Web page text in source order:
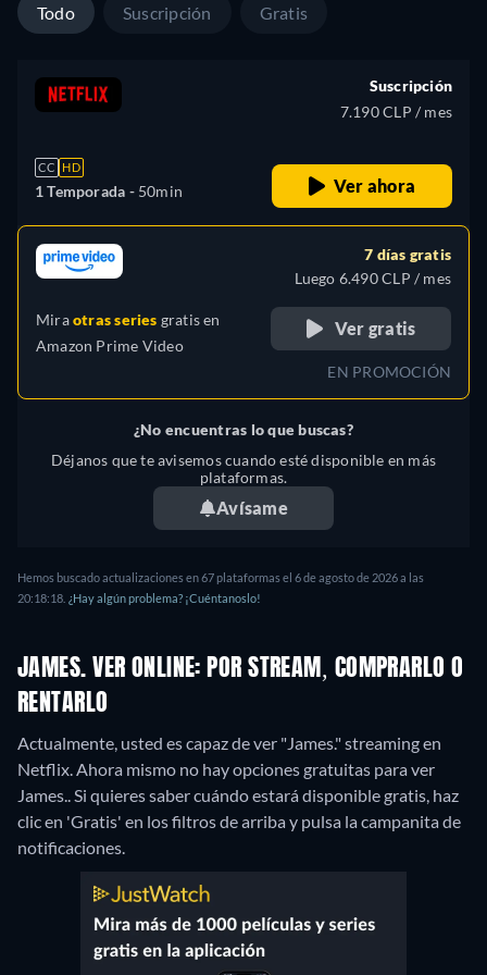
Todo Suscripción Gratis
CC HD
1 Temporada - 50min
Suscripción
7.190 CLP / mes
Ver ahora
Miraotras series gratis en
Amazon Prime Video
7 días gratis
Luego 6.490 CLP / mes
Ver gratis
EN PROMOCIÓN
¿No encuentras lo que buscas?
Déjanos que te avisemos cuando esté disponible en más
plataformas.
Avísame
Hemos buscado actualizaciones en 67 plataformas el 6 de agosto de 2026 a las
20:18:18. ¿Hay algún problema? ¡Cuéntanoslo!
JAMES. VER ONLINE: POR STREAM, COMPRARLO O
RENTARLO
Actualmente, usted es capaz de ver "James." streaming en
Netflix. Ahora mismo no hay opciones gratuitas para ver
James.. Si quieres saber cuándo estará disponible gratis, haz
clic en 'Gratis' en los filtros de arriba y pulsa la campanita de
notificaciones.